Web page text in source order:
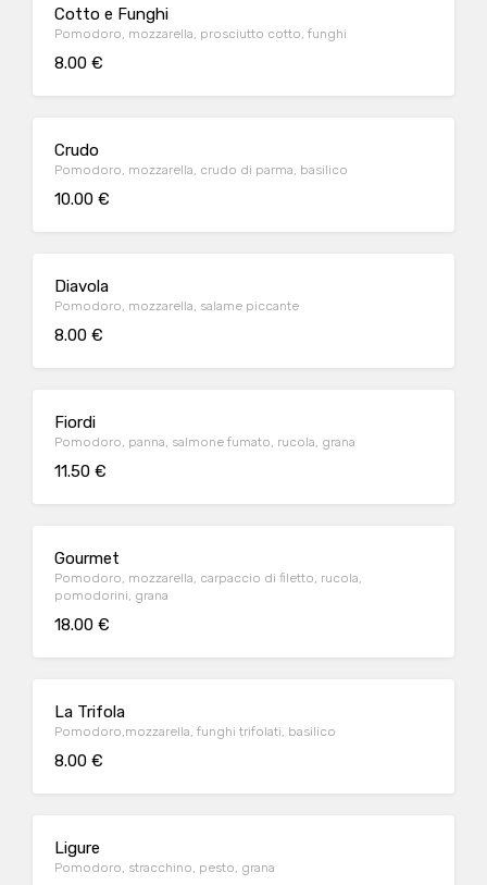
Cotto e Funghi
Pomodoro, mozzarella, prosciutto cotto, funghi
8.00 €
Crudo
Pomodoro, mozzarella, crudo di parma, basilico
10.00 €
Diavola
Pomodoro, mozzarella, salame piccante
8.00 €
Fiordi
Pomodoro, panna, salmone fumato, rucola, grana
11.50 €
Gourmet
Pomodoro, mozzarella, carpaccio di filetto, rucola,
pomodorini, grana
18.00 €
La Trifola
Pomodoro,mozzarella, funghi trifolati, basilico
8.00 €
Ligure
Pomodoro, stracchino, pesto, grana